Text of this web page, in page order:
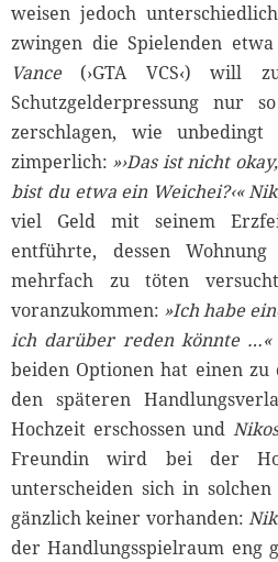
weisen jedoch
zwingen die Spielenden
Vance (›GTA VCS‹) will
Schutzgelderpressung nur
zerschlagen, wie
zimperlich: »›Das ist nicht
bist du etwa ein Weichei?‹«
viel Geld mit seinem
entführte, dessen
mehrfach zu töten
voranzukommen: »Ich habe
ich darüber reden könnte …«
beiden Optionen hat einen
den späteren
Hochzeit erschossen und
Freundin wird bei der
unterscheiden sich in
gänzlich keiner vorhanden:
der Handlungsspielraum eng